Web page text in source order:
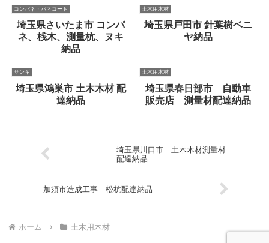
コンパネ・パネコート
埼玉県さいたま市 コンパ
ネ、桟木、測量杭、ヌキ
納品
土木用木材
埼玉県戸田市 針葉樹ベニ
ヤ納品
サンギ
埼玉県鴻巣市 土木木材 配
達納品
土木用木材
埼玉県春日部市 自動車
販売店 測量材配達納品
埼玉県川口市 土木木材測量材
配達納品
加須市造成工事 松杭配達納品
ホーム 土木用木材